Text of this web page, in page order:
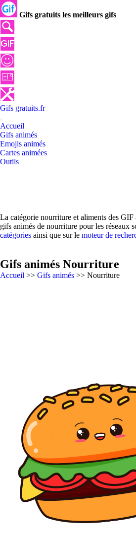
Gifs gratuits les meilleurs gifs
Gifs gratuits.fr
Accueil
Gifs animés
Emojis animés
Cartes animées
Outils
La catégorie nourriture et aliments des
gifs animés de nourriture pour les réseaux
catégories ainsi que sur le moteur de
Gifs animés Nourriture
Accueil >> Gifs animés >> Nourriture